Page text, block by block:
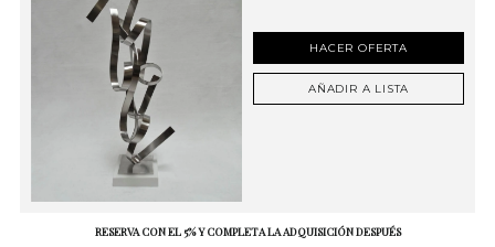
HACER OFERTA
AÑADIR A LISTA
RESERVA CON EL 5% Y COMPLETA LA ADQUISICIÓN DESPUÉS